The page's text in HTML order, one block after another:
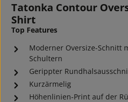
Tatonka Contour
Shirt
Top Features
Moderner Oversize-Schnitt
Schultern
Gerippter
Kurzärmelig
Höhenlinien-Print auf der